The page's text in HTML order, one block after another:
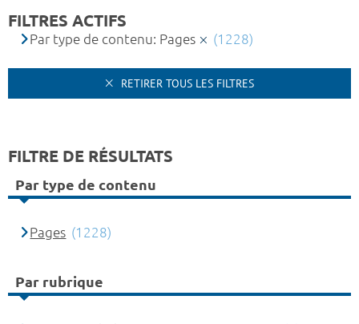
FILTRES ACTIFS
Par type de contenu: Pages (1228)
RETIRER TOUS LES FILTRES
FILTRE DE RÉSULTATS
Par type de contenu
Pages (1228)
Par rubrique